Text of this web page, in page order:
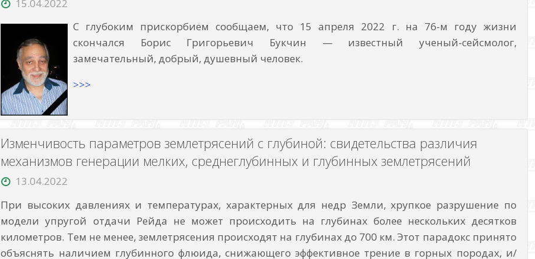
и
малых
отдельных
научных
групп»
15.04.2022
С глубоким прискорбием сообщаем, что 15 апреля 2022 г. на 76-м году жизни
скончался Борис Григорьевич Букчин — известный ученый-сейсмолог,
замечательный, добрый, душевный человек.
>>>
Изменчивость параметров землетрясений с глубиной: свидетельства различия
механизмов генерации мелких, среднеглубинных и глубинных землетрясений
13.04.2022
При высоких давлениях и температурах, характерных для недр Земли, хрупкое разрушение по
модели упругой отдачи Рейда не может происходить на глубинах более нескольких десятков
километров. Тем не менее, землетрясения происходят на глубинах до 700 км. Этот парадокс принято
объяснять наличием глубинного флюида, снижающего эффективное трение в горных породах, и/